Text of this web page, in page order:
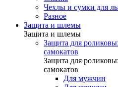
Чехлы и сумки для
Разное
Защита и шлемы
Защита и шлемы
Защита для
самокатов
Защита для
самокатов
Для мужчин